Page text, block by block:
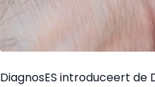
DiagnosES introduceert